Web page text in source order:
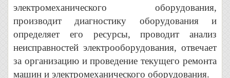
электромеханического оборудования,
производит диагностику оборудования и
определяет его ресурсы, проводит анализ
неисправностей электрооборудования, отвечает
за организацию и проведение текущего ремонта
машин и электромеханического оборудования.